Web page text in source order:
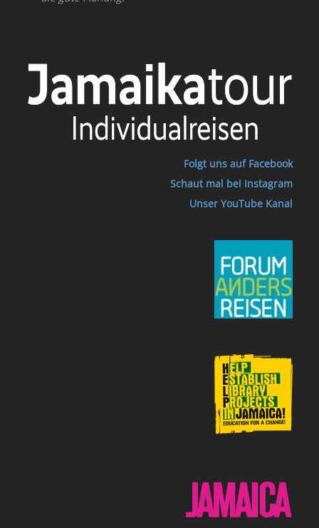
Folgt uns auf Facebook
Schaut mal bei Instagram
Unser YouTube Kanal